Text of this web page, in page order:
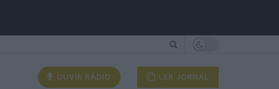
OUVIR RÁDIO LER JORNAL